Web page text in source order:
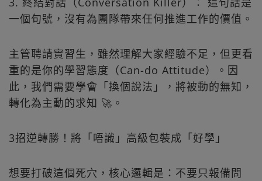
一個句號，沒有為團隊帶來任何推進工作的價值。
主管聘請實習生，雖然理解大家經驗不足，但更看
重的是你的學習態度（Can-do Attitude）。因
此，我們需要學會「換個說法」，將被動的無知，
轉化為主動的求知 🚀。
3招逆轉勝！將「唔識」高級包裝成「好學」
想要打破這個死穴，核心邏輯是：不要只報備問